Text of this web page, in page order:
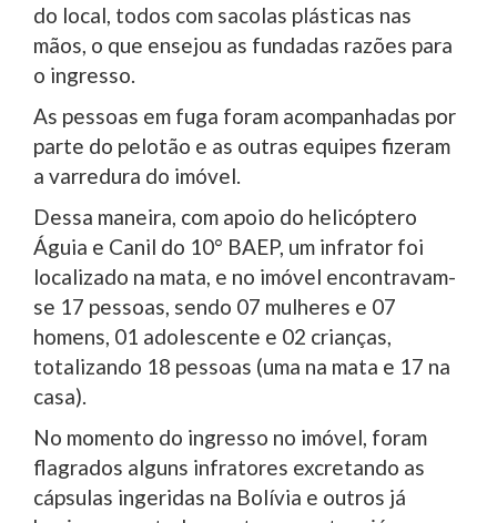
do local, todos com sacolas plásticas nas
mãos, o que ensejou as fundadas razões para
o ingresso.
As pessoas em fuga foram acompanhadas por
parte do pelotão e as outras equipes fizeram
a varredura do imóvel.
Dessa maneira, com apoio do helicóptero
Águia e Canil do 10° BAEP, um infrator foi
localizado na mata, e no imóvel encontravam-
se 17 pessoas, sendo 07 mulheres e 07
homens, 01 adolescente e 02 crianças,
totalizando 18 pessoas (uma na mata e 17 na
casa).
No momento do ingresso no imóvel, foram
flagrados alguns infratores excretando as
cápsulas ingeridas na Bolívia e outros já